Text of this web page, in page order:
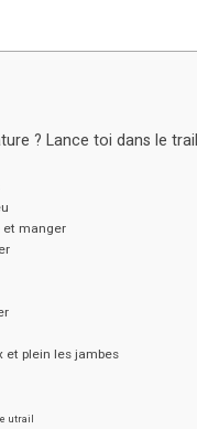
? Lance toi dans le
et manger
et plein les jambes
utrail